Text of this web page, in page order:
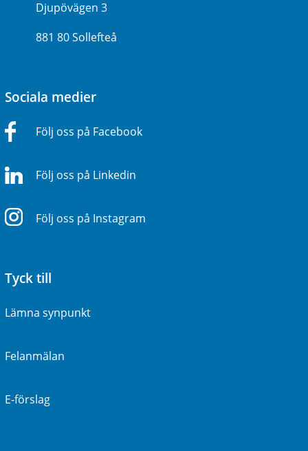
Djupövägen 3
881 80 Sollefteå
Sociala medier
Följ oss på Facebook
Följ oss på Linkedin
Följ oss på Instagram
Tyck till
Lämna synpunkt
Felanmälan
E-förslag